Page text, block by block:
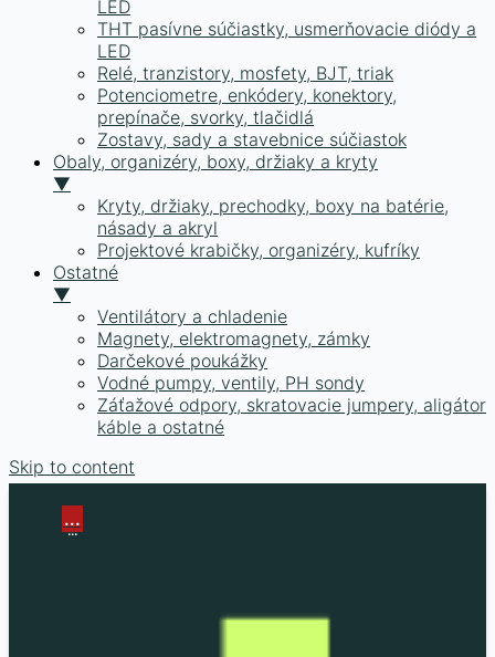
LED
THT pasívne súčiastky, usmerňovacie diódy a
LED
Relé, tranzistory, mosfety, BJT, triak
Potenciometre, enkódery, konektory,
prepínače, svorky, tlačidlá
Zostavy, sady a stavebnice súčiastok
Obaly, organizéry, boxy, držiaky a kryty
▼
Kryty, držiaky, prechodky, boxy na batérie,
násady a akryl
Projektové krabičky, organizéry, kufríky
Ostatné
▼
Ventilátory a chladenie
Magnety, elektromagnety, zámky
Darčekové poukážky
Vodné pumpy, ventily, PH sondy
Záťažové odpory, skratovacie jumpery, aligátor
káble a ostatné
Skip to content
...
...